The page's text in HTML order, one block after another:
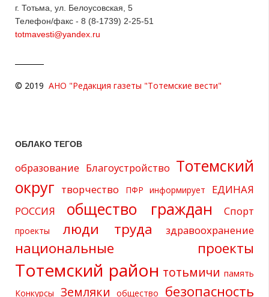
г. Тотьма, ул. Белоусовская, 5
Телефон/факс - 8 (8-1739) 2-25-51
totmavesti@yandex.ru
© 2019 АНО "Редакция газеты "Тотемские вести"
ОБЛАКО ТЕГОВ
образование Благоустройство Тотемский
округ творчество ПФР информирует
ЕДИНАЯ
РОССИЯ
общество граждан Спорт
проекты люди труда здравоохранение
национальные проекты
Тотемский район тотьмичи память
Конкурсы
Земляки общество безопасность